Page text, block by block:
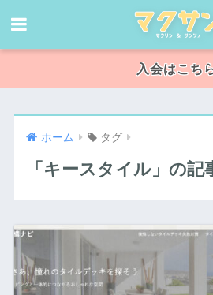
入会はこち
ホーム タグ
「キースタイル」の記